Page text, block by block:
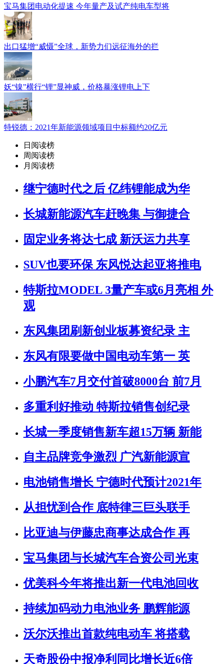
宝马集团电动化提速 今年量产及试产纯电车型将
出口猛增“威慑”全球，新势力们远征海外的拦
妖“镍”横行“锂”显神威，价格暴涨锂电上下
特锐德：2021年新能源领域项目中标额约20亿元
日阅读榜
周阅读榜
月阅读榜
继宁德时代之后 亿纬锂能成为华
长城新能源汽车赶晚集 与御捷合
固定业务将达七成 新沃运力共享
SUV也要环保 东风悦达起亚将推电
特斯拉MODEL 3量产车或6月亮相 外
观
东风集团刷新创业板募资纪录 主
东风有限要做中国电动车第一 英
小鹏汽车7月交付首破8000台 前7月
多重利好推动 特斯拉销售创纪录
长城一季度销售新车超15万辆 新能
自主品牌竞争激烈 广汽新能源宣
电池销售增长 宁德时代预计2021年
从担忧到合作 底特律三巨头联手
比亚迪与伊藤忠商事达成合作 再
宝马集团与长城汽车合资公司光束
优美科今年将推出新一代电池回收
持续加码动力电池业务 鹏辉能源
沃尔沃推出首款纯电动车 将搭载
天奇股份中报净利同比增长近6倍